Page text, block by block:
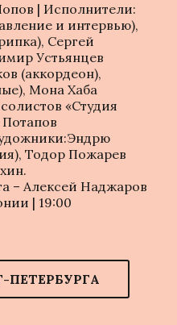
| Исполнители:
и интервью),
Сергей
Устьянцев
(аккордеон),
Мона Хаба
«Студия
Тодор Пожарев
– Алексей Наджаров
| 19:00